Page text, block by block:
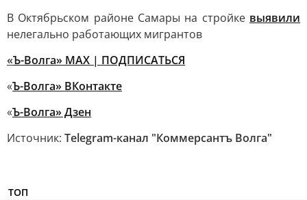
В Октябрьском районе Самары на стройке выявили
нелегально работающих мигрантов
«Ъ-Волга» МАХ | ПОДПИСАТЬСЯ
«Ъ-Волга» ВКонтакте
«Ъ-Волга» Дзен
Источник: Telegram-канал "Коммерсантъ Волга"
ТОП